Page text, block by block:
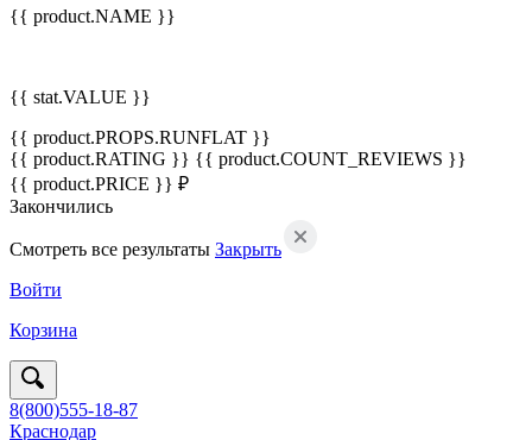
{{ product.NAME }}
{{ stat.VALUE }}
{{ product.PROPS.RUNFLAT }}
{{ product.RATING }} {{ product.COUNT_REVIEWS }}
{{ product.PRICE }} ₽
Закончились
Смотреть все результаты Закрыть
Войти
Корзина
8(800)555-18-87
Краснодар